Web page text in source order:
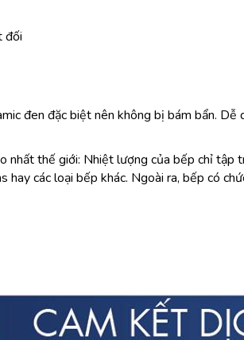
đối
đen đặc biệt nên không bị bám bẩn.
nhất thế giới: Nhiệt lượng của bếp chỉ
các loại bếp khác. Ngoài ra, bếp có